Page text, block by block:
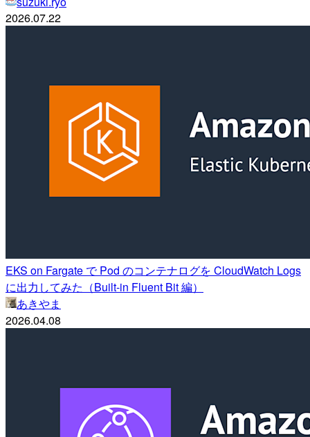
2026.07.22
EKS on Fargate で Pod のコンテナログを CloudWatch Logs
に出力してみた（Built-in Fluent Bit 編）
あきやま
2026.04.08